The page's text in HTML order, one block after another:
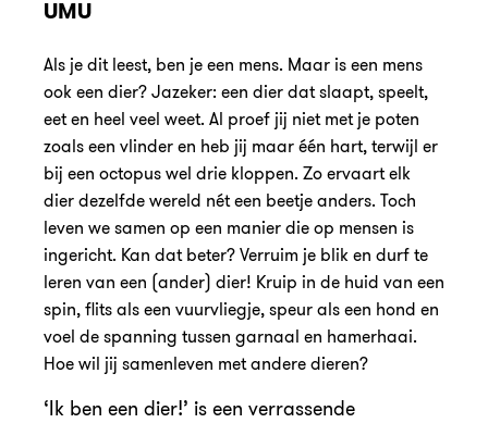
UMU
Als je dit leest, ben je een mens. Maar is een mens
ook een dier? Jazeker: een dier dat slaapt, speelt,
eet en heel veel weet. Al proef jij niet met je poten
zoals een vlinder en heb jij maar één hart, terwijl er
bij een octopus wel drie kloppen. Zo ervaart elk
dier dezelfde wereld nét een beetje anders. Toch
leven we samen op een manier die op mensen is
ingericht. Kan dat beter? Verruim je blik en durf te
leren van een (ander) dier! Kruip in de huid van een
spin, flits als een vuurvliegje, speur als een hond en
voel de spanning tussen garnaal en hamerhaai.
Hoe wil jij samenleven met andere dieren?
‘Ik ben een dier!’ is een verrassende